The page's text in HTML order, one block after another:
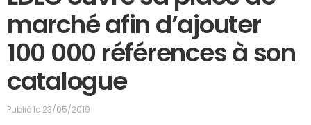
emarché afin d’ajouter
100 000 références à son
catalogue
Publié le 23/05/2019